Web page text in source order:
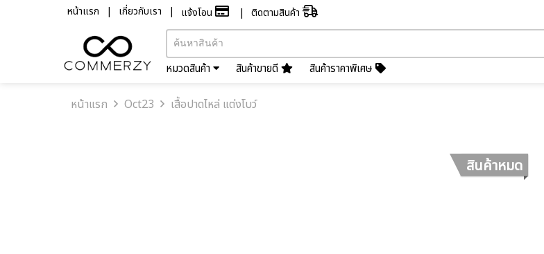
หน้าแรก เกี่ยวกับเรา แจ้งโอน ติดตามสินค้า
หมวดสินค้า สินค้าขายดี สินค้าราคาพิเศษ
หน้าแรก Oct23 เสื้อปาดไหล่ แต่งโบว์
สินค้าหมด